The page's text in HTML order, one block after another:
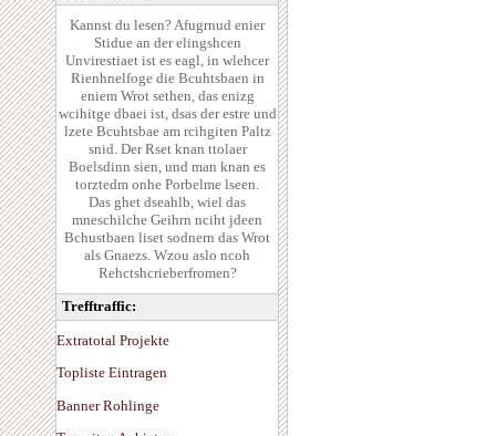
Kannst du lesen? Afugrnud enier
Stidue an der elingshcen
Unvirestiaet ist es eagl, in wlehcer
Rienhnelfoge die Bcuhtsbaen in
eniem Wrot sethen, das enizg
wcihitge dbaei ist, dsas der estre und
lzete Bcuhtsbae am rcihgiten Paltz
snid. Der Rset knan ttolaer
Boelsdinn sien, und man knan es
torztedm onhe Porbelme lseen.
Das ghet dseahlb, wiel das
mneschilche Geihrn nciht jdeen
Bchustbaen liset sodnern das Wrot
als Gnaezs. Wzou aslo ncoh
Rehctshcrieberfromen?
Trefftraffic:
Extratotal Projekte
Topliste Eintragen
Banner Rohlinge